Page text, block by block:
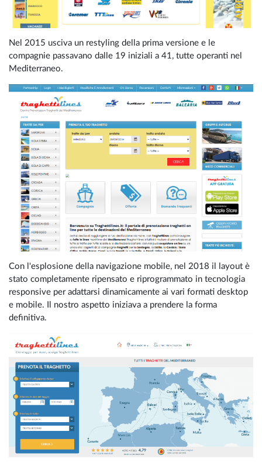
Nel 2015 usciva un restyling della prima versione e le
compagnie passavano dalle 19 iniziali a 41, tutte operanti nel
Mediterraneo.
Con l'esplosione della navigazione mobile, nel 2018 il layout è
stato completamente ripensato e riprogrammato in tecnologia
responsive per adattarsi dinamicamente ai vari formati desktop
e mobile. Il nostro aspetto iniziava a prendere la forma
definitiva.